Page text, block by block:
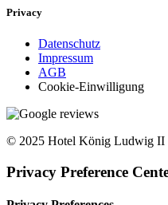
Privacy
Datenschutz
Impressum
AGB
Cookie-Einwilligung
© 2025 Hotel König Ludwig II
Privacy Preference